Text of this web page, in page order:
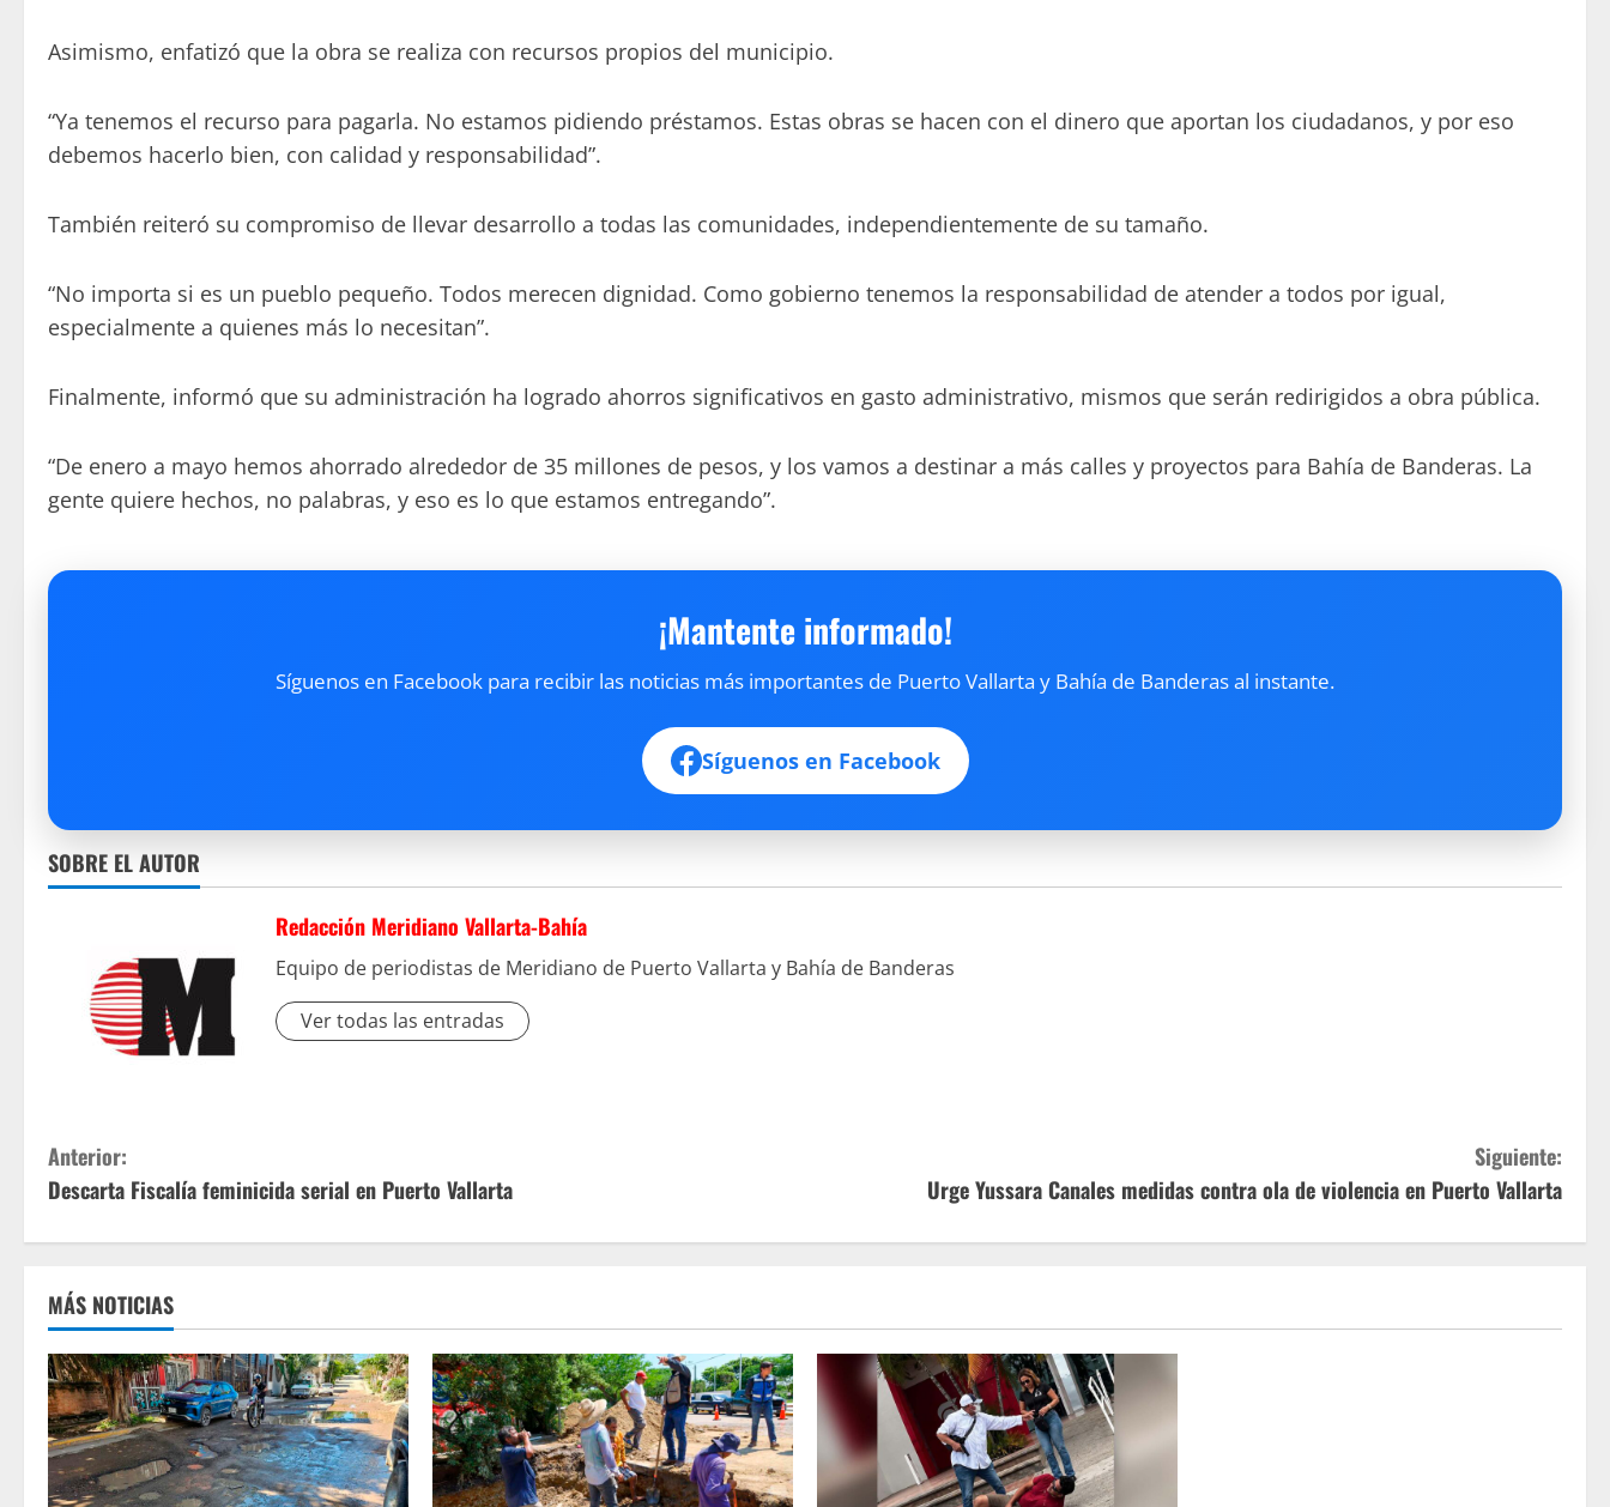
Asimismo, enfatizó que la obra se realiza con recursos propios del municipio.
“Ya tenemos el recurso para pagarla. No estamos pidiendo préstamos. Estas obras se hacen con el dinero que aportan los ciudadanos, y por eso
debemos hacerlo bien, con calidad y responsabilidad”.
También reiteró su compromiso de llevar desarrollo a todas las comunidades, independientemente de su tamaño.
“No importa si es un pueblo pequeño. Todos merecen dignidad. Como gobierno tenemos la responsabilidad de atender a todos por igual,
especialmente a quienes más lo necesitan”.
Finalmente, informó que su administración ha logrado ahorros significativos en gasto administrativo, mismos que serán redirigidos a obra pública.
“De enero a mayo hemos ahorrado alrededor de 35 millones de pesos, y los vamos a destinar a más calles y proyectos para Bahía de Banderas. La
gente quiere hechos, no palabras, y eso es lo que estamos entregando”.
¡Mantente informado!
Síguenos en Facebook para recibir las noticias más importantes de Puerto Vallarta y Bahía de Banderas al instante.
Síguenos en Facebook
SOBRE EL AUTOR
Redacción Meridiano Vallarta-Bahía
Equipo de periodistas de Meridiano de Puerto Vallarta y Bahía de Banderas
Ver todas las entradas
S
i
g
u
e
l
e
Anterior:
Descarta Fiscalía feminicida serial en Puerto Vallarta
Siguiente:
Urge Yussara Canales medidas contra ola de violencia en Puerto Vallarta
MÁS NOTICIAS